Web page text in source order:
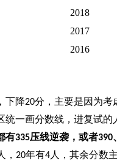
2018
2017
2016
下降20分，主要是因为考
统一画分数线，进复试的
有335压线逆袭，或者390、
， 20年有4人，其余分数